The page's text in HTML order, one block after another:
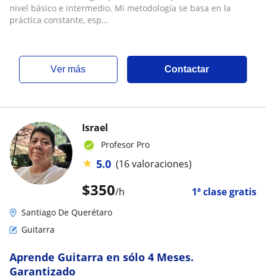
nivel básico e intermedio. Mi metodología se basa en la
práctica constante, esp...
ver más Contactar
$350/h 1ª clase gratis
Israel
Profesor Pro
★ 5.0 (16 valoraciones)
Santiago De Querétaro
Guitarra
Aprende Guitarra en sólo 4 Meses.
Garantizado